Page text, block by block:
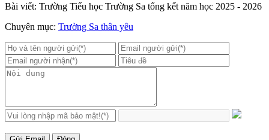
Bài viết: Trường Tiểu học Trường Sa tổng kết năm học 2025 - 2026
Chuyên mục: Trường Sa thân yêu